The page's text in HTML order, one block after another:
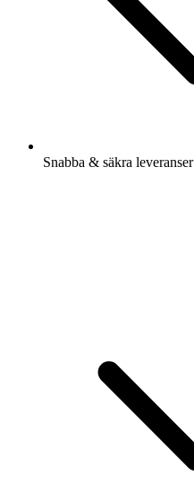
Snabba & säkra leveranser